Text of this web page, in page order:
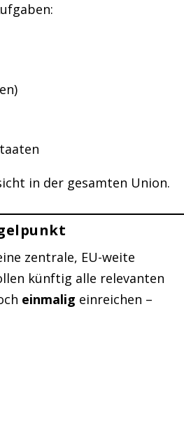
in der gesamten Union.
zentrale, EU-weite
künftig alle relevanten
einmalig einreichen –